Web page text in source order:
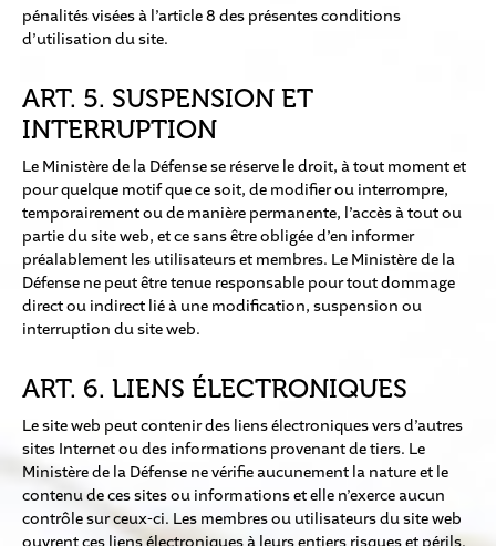
pénalités visées à l’article 8 des présentes conditions
d’utilisation du site.
ART. 5. SUSPENSION ET
INTERRUPTION
Le Ministère de la Défense se réserve le droit, à tout moment et
pour quelque motif que ce soit, de modifier ou interrompre,
temporairement ou de manière permanente, l’accès à tout ou
partie du site web, et ce sans être obligée d’en informer
préalablement les utilisateurs et membres. Le Ministère de la
Défense ne peut être tenue responsable pour tout dommage
direct ou indirect lié à une modification, suspension ou
interruption du site web.
ART. 6. LIENS ÉLECTRONIQUES
Le site web peut contenir des liens électroniques vers d’autres
sites Internet ou des informations provenant de tiers. Le
Ministère de la Défense ne vérifie aucunement la nature et le
contenu de ces sites ou informations et elle n’exerce aucun
contrôle sur ceux-ci. Les membres ou utilisateurs du site web